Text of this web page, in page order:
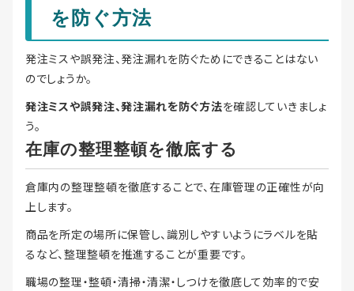
を防ぐ方法
発注ミスや誤発注、発注漏れを防ぐためにできることはない
のでしょうか。
発注ミスや誤発注、発注漏れを防ぐ方法を確認していきましょ
う。
在庫の整理整頓を徹底する
倉庫内の整理整頓を徹底することで、在庫管理の正確性が向
上します。
商品を所定の場所に保管し、識別しやすいようにラベルを貼
るなど、整理整頓を推進することが重要です。
職場の整理・整頓・清掃・清潔・しつけを徹底して効率的で安